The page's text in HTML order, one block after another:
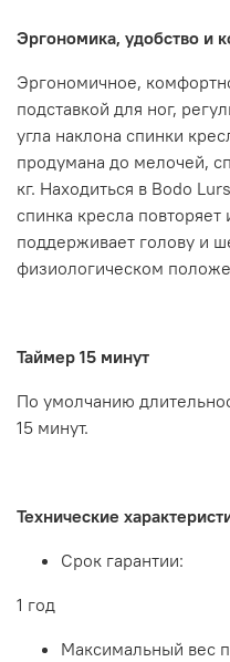
Эргономика, удобство и
Эргономичное,
подставкой для ног,
угла наклона спинки
продумана до мелочей,
кг. Находиться в Bodo
спинка кресла
поддерживает голову и
физиологическом
Таймер 15 минут
По умолчанию
15 минут.
Технические
Срок гарантии:
1 год
Максимальный вес